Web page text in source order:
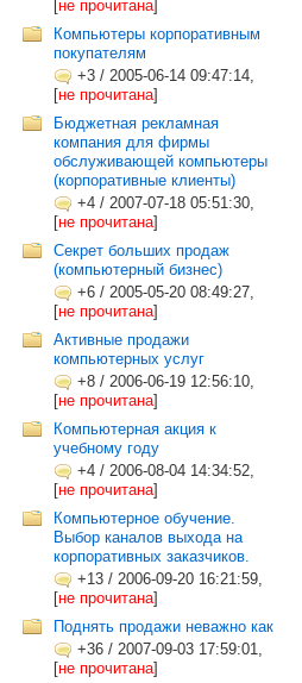
не прочитана]
Компьютеры корпоративным
покупателям
+3 / 2005-06-14 09:47:14,
[не прочитана]
Бюджетная рекламная
компания для фирмы
обслуживающей компьютеры
(корпоративные клиенты)
+4 / 2007-07-18 05:51:30,
[не прочитана]
Секрет больших продаж
(компьютерный бизнес)
+6 / 2005-05-20 08:49:27,
[не прочитана]
Активные продажи
компьютерных услуг
+8 / 2006-06-19 12:56:10,
[не прочитана]
Компьютерная акция к
учебному году
+4 / 2006-08-04 14:34:52,
[не прочитана]
Компьютерное обучение.
Выбор каналов выхода на
корпоративных заказчиков.
+13 / 2006-09-20 16:21:59,
[не прочитана]
Поднять продажи неважно как
+36 / 2007-09-03 17:59:01,
[не прочитана]